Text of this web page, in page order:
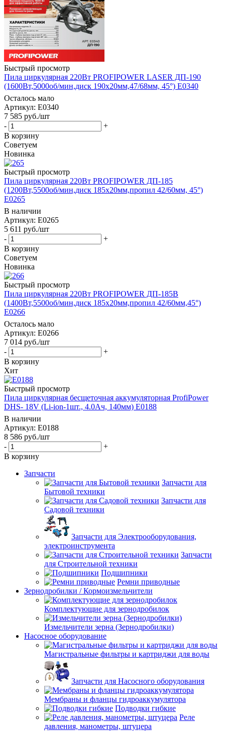
Быстрый просмотр
Пила циркулярная 220Вт PROFIPOWER LASER ДП-190
(1600Вт,5000об/мин,диск 190х20мм,47/68мм, 45°) E0340
Осталось мало
Артикул: E0340
7 585 руб./шт
-
+
В корзину
Советуем
Новинка
Быстрый просмотр
Пила циркулярная 220Вт PROFIPOWER ДП-185
(1200Вт,5500об/мин,диск 185х20мм,пропил 42/60мм, 45°)
E0265
В наличии
Артикул: E0265
5 611 руб./шт
-
+
В корзину
Советуем
Новинка
Быстрый просмотр
Пила циркулярная 220Вт PROFIPOWER ДП-185B
(1400Вт,5500об/мин,диск 185х20мм,пропил 42/60мм,45°)
E0266
Осталось мало
Артикул: E0266
7 014 руб./шт
-
+
В корзину
Хит
Быстрый просмотр
Пила циркулярная бесщеточная аккумуляторная ProfiPower
DHS- 18V (Li-ion-1шт., 4.0Ач, 140мм) E0188
В наличии
Артикул: E0188
8 586 руб./шт
-
+
В корзину
Запчасти
Запчасти для
Бытовой техники
Запчасти для
Садовой техники
Запчасти для Электрооборудования,
электроинструмента
Запчасти
для Строительной техники
Подшипники
Ремни приводные
Зернодробилки / Кормоизмельчители
Комплектующие для зернодробилок
Измельчители зерна (Зернодробилки)
Насосное оборудование
Магистральные фильтры и картриджи для воды
Запчасти для Насосного оборудования
Мембраны и фланцы гидроаккумулятора
Подводки гибкие
Реле
давления, манометры, штуцера